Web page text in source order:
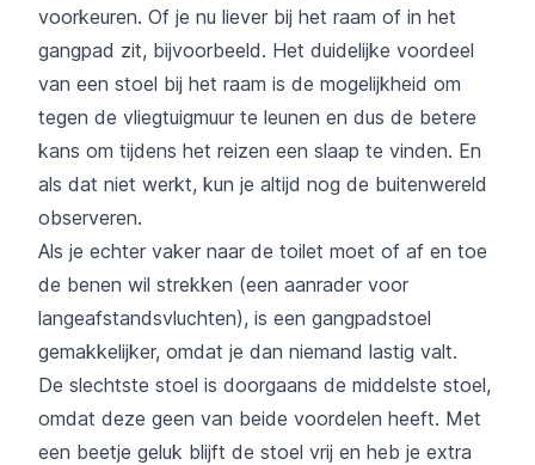
voorkeuren. Of je nu liever bij het raam of in het
gangpad zit, bijvoorbeeld. Het duidelijke voordeel
van een stoel bij het raam is de mogelijkheid om
tegen de vliegtuigmuur te leunen en dus de betere
kans om tijdens het reizen een slaap te vinden. En
als dat niet werkt, kun je altijd nog de buitenwereld
observeren.
Als je echter vaker naar de toilet moet of af en toe
de benen wil strekken (een aanrader voor
langeafstandsvluchten), is een gangpadstoel
gemakkelijker, omdat je dan niemand lastig valt.
De slechtste stoel is doorgaans de middelste stoel,
omdat deze geen van beide voordelen heeft. Met
een beetje geluk blijft de stoel vrij en heb je extra